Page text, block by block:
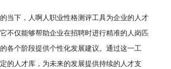
当下，人啊人职业性格测评工具为企业的人才
不仅能够帮助企业在招聘时进行精准的人岗匹
各个阶段提供个性化发展建议。通过这一工
的人才库，为未来的发展提供持续的人才支